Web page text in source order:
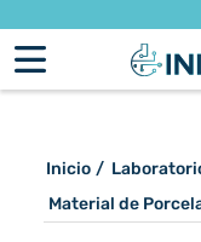
Inicio /
Material de